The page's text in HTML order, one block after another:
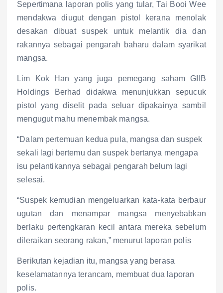
Sepertimana laporan polis yang tular, Tai Booi Wee
mendakwa diugut dengan pistol kerana menolak
desakan dibuat suspek untuk melantik dia dan
rakannya sebagai pengarah baharu dalam syarikat
mangsa.
Lim Kok Han yang juga pemegang saham GIIB
Holdings Berhad didakwa menunjukkan sepucuk
pistol yang diselit pada seluar dipakainya sambil
mengugut mahu menembak mangsa.
“Dalam pertemuan kedua pula, mangsa dan suspek
sekali lagi bertemu dan suspek bertanya mengapa
isu pelantikannya sebagai pengarah belum lagi
selesai.
“Suspek kemudian mengeluarkan kata-kata berbaur
ugutan dan menampar mangsa menyebabkan
berlaku pertengkaran kecil antara mereka sebelum
dileraikan seorang rakan,” menurut laporan polis
Berikutan kejadian itu, mangsa yang berasa
keselamatannya terancam, membuat dua laporan
polis.